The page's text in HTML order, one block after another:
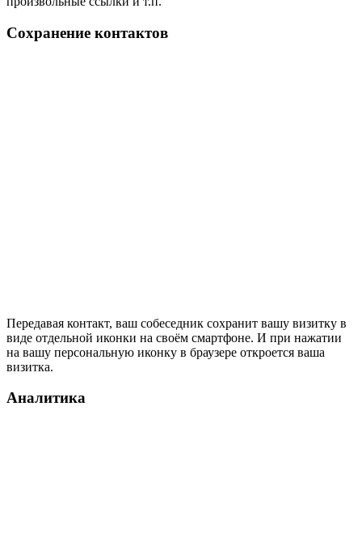
Сохранение контактов
Передавая контакт, ваш собеседник сохранит вашу визитку в
виде отдельной иконки на своём смартфоне. И при нажатии
на вашу персональную иконку в браузере откроется ваша
визитка.
Аналитика